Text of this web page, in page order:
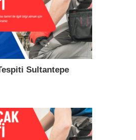
Sultantepe